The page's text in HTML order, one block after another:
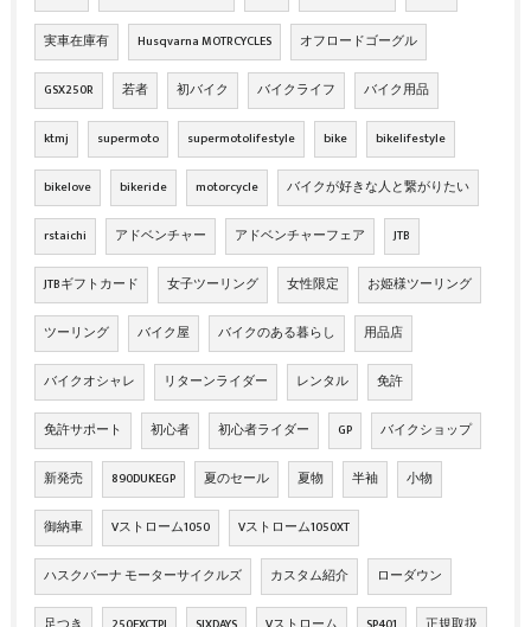
実車在庫有 Husqvarna MOTRCYCLES オフロードゴーグル
GSX250R 若者 初バイク バイクライフ バイク用品
ktmj supermoto supermotolifestyle bike bikelifestyle
bikelove bikeride motorcycle バイクが好きな人と繋がりたい
rstaichi アドベンチャー アドベンチャーフェア JTB
JTBギフトカード 女子ツーリング 女性限定 お姫様ツーリング
ツーリング バイク屋 バイクのある暮らし 用品店
バイクオシャレ リターンライダー レンタル 免許
免許サポート 初心者 初心者ライダー GP バイクショップ
新発売 890DUKEGP 夏のセール 夏物 半袖 小物
御納車 Vストローム1050 Vストローム1050XT
ハスクバーナ モーターサイクルズ カスタム紹介 ローダウン